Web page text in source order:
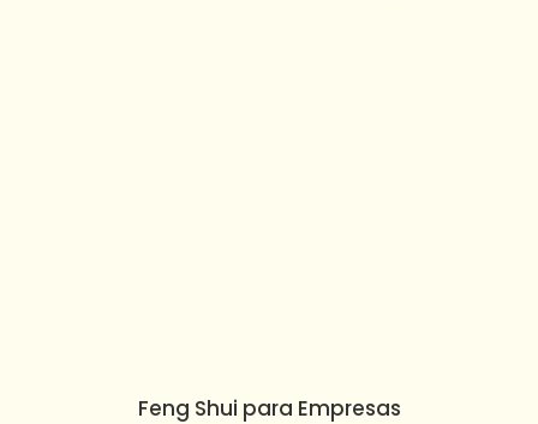
Feng Shui para Empresas